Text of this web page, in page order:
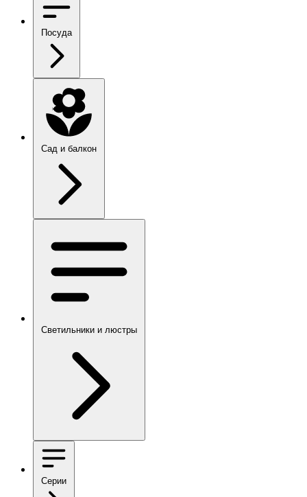
Посуда
Сад и балкон
Светильники и люстры
Серии